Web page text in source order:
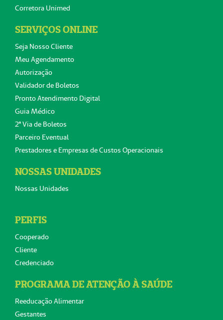
Corretora Unimed
SERVIÇOS ONLINE
Seja Nosso Cliente
Meu Agendamento
Autorização
Validador de Boletos
Pronto Atendimento Digital
Guia Médico
2ª Via de Boletos
Parceiro Eventual
Prestadores e Empresas de Custos Operacionais
NOSSAS UNIDADES
Nossas Unidades
PERFIS
Cooperado
Cliente
Credenciado
PROGRAMA DE ATENÇÃO À SAÚDE
Reeducação Alimentar
Gestantes